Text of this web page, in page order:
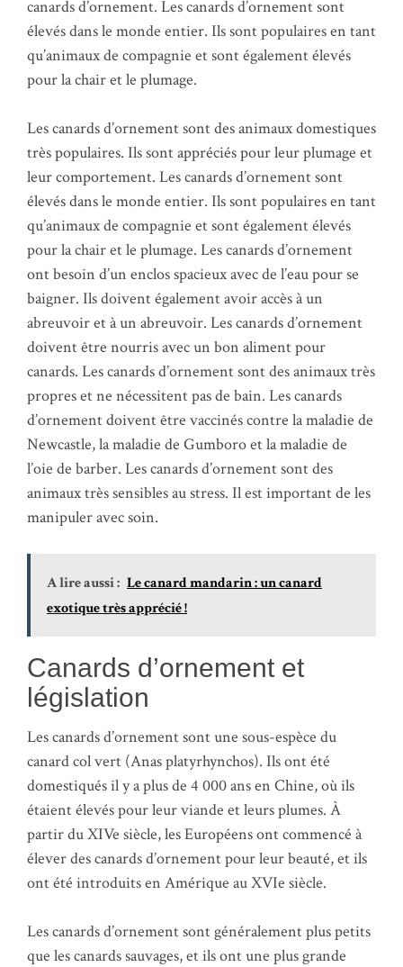
canards d’ornement. Les canards d’ornement sont
élevés dans le monde entier. Ils sont populaires en tant
qu’animaux de compagnie et sont également élevés
pour la chair et le plumage.
Les canards d’ornement sont des animaux domestiques
très populaires. Ils sont appréciés pour leur plumage et
leur comportement. Les canards d’ornement sont
élevés dans le monde entier. Ils sont populaires en tant
qu’animaux de compagnie et sont également élevés
pour la chair et le plumage. Les canards d’ornement
ont besoin d’un enclos spacieux avec de l’eau pour se
baigner. Ils doivent également avoir accès à un
abreuvoir et à un abreuvoir. Les canards d’ornement
doivent être nourris avec un bon aliment pour
canards. Les canards d’ornement sont des animaux très
propres et ne nécessitent pas de bain. Les canards
d’ornement doivent être vaccinés contre la maladie de
Newcastle, la maladie de Gumboro et la maladie de
l’oie de barber. Les canards d’ornement sont des
animaux très sensibles au stress. Il est important de les
manipuler avec soin.
A lire aussi : Le canard mandarin : un canard
exotique très apprécié !
Canards d’ornement et
législation
Les canards d’ornement sont une sous-espèce du
canard col vert (Anas platyrhynchos). Ils ont été
domestiqués il y a plus de 4 000 ans en Chine, où ils
étaient élevés pour leur viande et leurs plumes. À
partir du XIVe siècle, les Européens ont commencé à
élever des canards d’ornement pour leur beauté, et ils
ont été introduits en Amérique au XVIe siècle.
Les canards d’ornement sont généralement plus petits
que les canards sauvages, et ils ont une plus grande